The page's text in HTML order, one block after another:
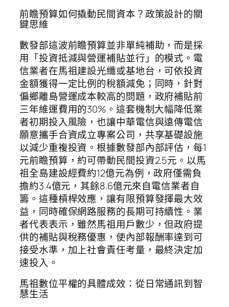
前瞻預算如何撬動民間資本？政策設計的關
鍵思維
數發部這波前瞻預算並非單純補助，而是採
用「投資抵減與營運補貼並行」的模式。電
信業者在馬祖建設光纖或基地台，可依投資
金額獲得一定比例的稅額減免；同時，針對
偏鄉離島營運成本較高的問題，政府補貼前
三年維運費用的30%。這套機制大幅降低業
者初期投入風險，也讓中華電信與遠傳電信
願意攜手合資成立專案公司，共享基礎設施
以減少重複投資。根據數發部內部評估，每1
元前瞻預算，約可帶動民間投資2.5元。以馬
祖全島建設經費約12億元為例，政府僅需負
擔約3.4億元，其餘8.6億元來自電信業者自
籌。這種槓桿效應，讓有限預算發揮最大效
益，同時確保網路服務的長期可持續性。業
者代表表示，雖然馬祖用戶數少，但政府提
供的補貼與稅務優惠，使內部報酬率達到可
接受水準，加上社會責任考量，最終決定加
速投入。
馬祖數位平權的具體成效：從日常通訊到智
慧生活